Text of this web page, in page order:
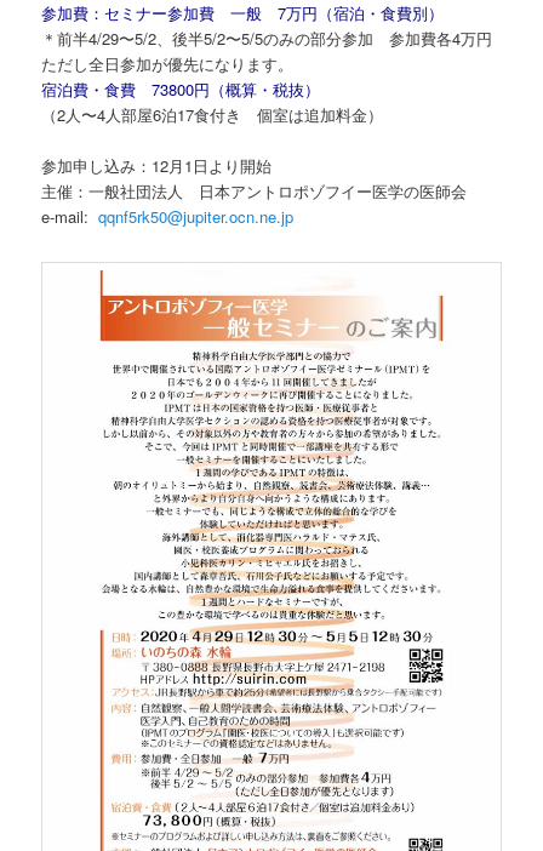
参加費：セミナー参加費 一般 7万円（宿泊・食費別）
＊前半4/29〜5/2、後半5/2〜5/5のみの部分参加 参加費各4万円
ただし全日参加が優先になります。
宿泊費・食費 73800円（概算・税抜）
（2人〜4人部屋6泊17食付き 個室は追加料金）
参加申し込み：12月1日より開始
主催：一般社団法人 日本アントロポゾフイー医学の医師会
e-mail:qqnf5rk50@jupiter.ocn.ne.jp